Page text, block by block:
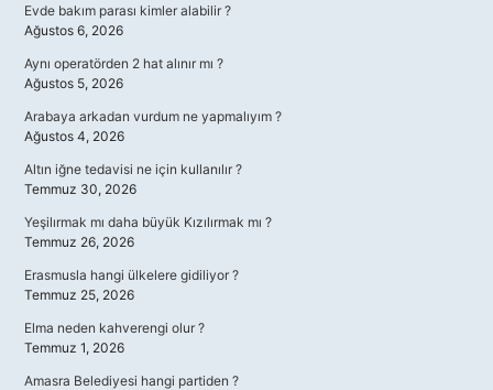
Evde bakım parası kimler alabilir ?
Ağustos 6, 2026
Aynı operatörden 2 hat alınır mı ?
Ağustos 5, 2026
Arabaya arkadan vurdum ne yapmalıyım ?
Ağustos 4, 2026
Altın iğne tedavisi ne için kullanılır ?
Temmuz 30, 2026
Yeşilırmak mı daha büyük Kızılırmak mı ?
Temmuz 26, 2026
Erasmusla hangi ülkelere gidiliyor ?
Temmuz 25, 2026
Elma neden kahverengi olur ?
Temmuz 1, 2026
Amasra Belediyesi hangi partiden ?